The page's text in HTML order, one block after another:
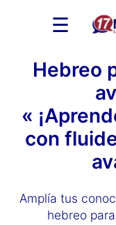
☰
Hebreo
«
con
Amplía tus
hebreo